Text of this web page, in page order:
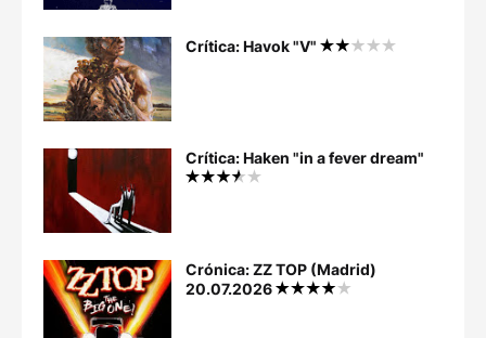
Crítica: Havok "V"
Crítica: Haken "in a fever dream"
Crónica: ZZ TOP (Madrid)
20.07.2026